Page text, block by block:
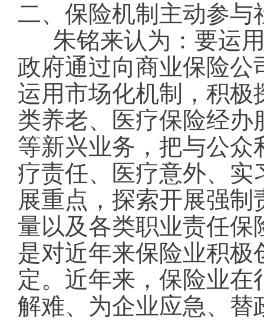
二、保险机制主动参与
朱铭来认为：要运
政府通过向商业保险
运用市场化机制，积
类养老、医疗保险经
等新兴业务，把与公
疗责任、医疗意外、
展重点，探索开展强
量以及各类职业责任保
是对近年来保险业积
定。近年来，保险业
解难、为企业应急、替